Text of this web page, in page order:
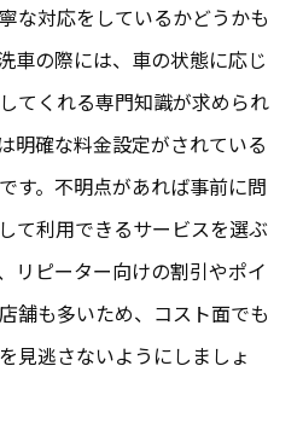
な対応をしているかどうかも
車の際には、車の状態に応じ
てくれる専門知識が求められ
明確な料金設定がされている
す。不明点があれば事前に問
て利用できるサービスを選ぶ
リピーター向けの割引やポイ
舗も多いため、コスト面でも
見逃さないようにしましょ